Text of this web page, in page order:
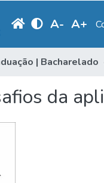
A- A+
| Bacharelado
da